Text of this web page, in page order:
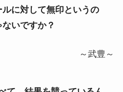
に対して無印というの
いですか？
～武豊～